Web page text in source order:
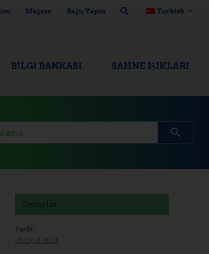
Mağaza Bağış Yapın Turkish
BILGI BANKASI SAHNE IŞIKLARI
Detaylar
Tarih:
28 Eylül 2024